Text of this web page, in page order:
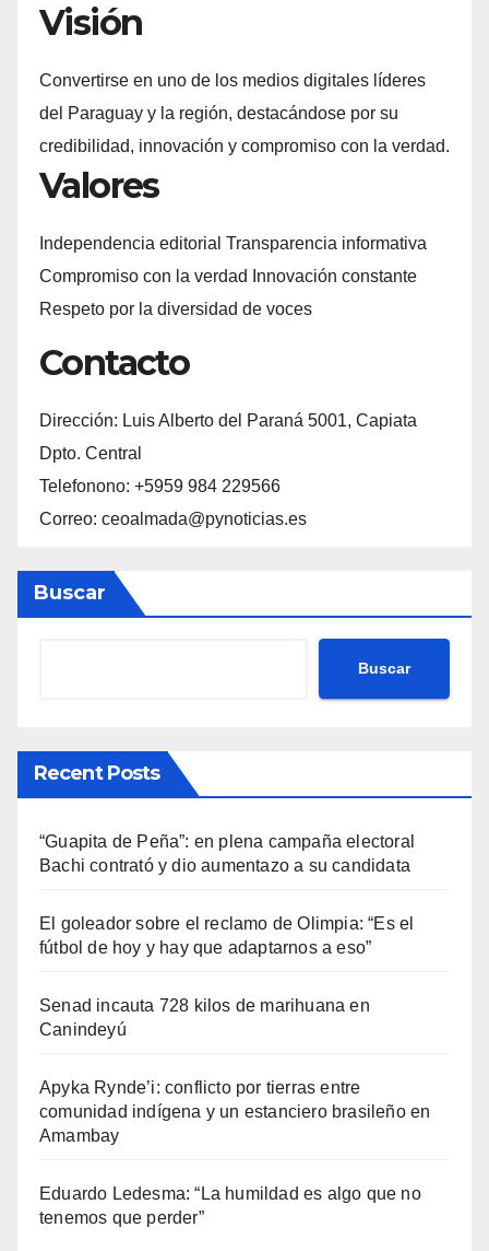
Visión
Convertirse en uno de los medios digitales líderes
del Paraguay y la región, destacándose por su
credibilidad, innovación y compromiso con la verdad.
Valores
Independencia editorial Transparencia informativa
Compromiso con la verdad Innovación constante
Respeto por la diversidad de voces
Contacto
Dirección: Luis Alberto del Paraná 5001, Capiata
Dpto. Central
Telefonono: +5959 984 229566
Correo: ceoalmada@pynoticias.es
Buscar
Buscar
Recent Posts
“Guapita de Peña”: en plena campaña electoral
Bachi contrató y dio aumentazo a su candidata
El goleador sobre el reclamo de Olimpia: “Es el
fútbol de hoy y hay que adaptarnos a eso”
Senad incauta 728 kilos de marihuana en
Canindeyú
Apyka Rynde’i: conflicto por tierras entre
comunidad indígena y un estanciero brasileño en
Amambay
Eduardo Ledesma: “La humildad es algo que no
tenemos que perder”